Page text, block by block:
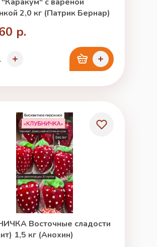
2,0 кг (Патрик Бернар)
р.
Восточные сладости
1,5 кг (Анохин)